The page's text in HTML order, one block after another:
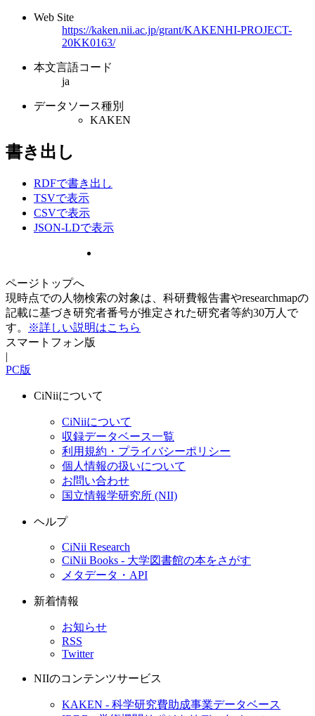
Web Site
https://kaken.nii.ac.jp/grant/KAKENHI-PROJECT-
20KK0163/
本文言語コード
ja
データソース種別
KAKEN
書き出し
RDFで書き出し
TSVで表示
CSVで表示
JSON-LDで表示
ページトップへ
現時点での人物検索の対象は、科研費報告書やresearchmapの
記載に基づき研究者番号が推定された研究者等約30万人で
す。
※詳しい説明はこちら
スマートフォン版
|
PC版
CiNiiについて
CiNiiについて
収録データベース一覧
利用規約・プライバシーポリシー
個人情報の扱いについて
お問い合わせ
国立情報学研究所 (NII)
ヘルプ
CiNii Research
CiNii Books - 大学図書館の本をさがす
メタデータ・API
新着情報
お知らせ
RSS
Twitter
NIIのコンテンツサービス
KAKEN - 科学研究費助成事業データベース